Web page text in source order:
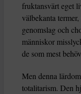
fruktansvärt eget
välbekanta
genomslag och
människor
de som mest
Men denna
totalitarism. Den